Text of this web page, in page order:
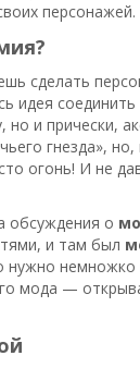
персонажей.
сделать
идея
и прически,
гнезда»,
огонь! И не
обсуждения о
и там был
нужно
мода —